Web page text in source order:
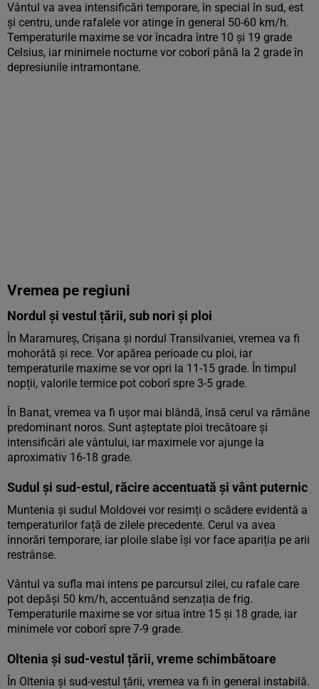
Vântul va avea intensificări temporare, în special în sud, est
și centru, unde rafalele vor atinge în general 50-60 km/h.
Temperaturile maxime se vor încadra între 10 și 19 grade
Celsius, iar minimele nocturne vor coborî până la 2 grade în
depresiunile intramontane.
Vremea pe regiuni
Nordul și vestul țării, sub nori și ploi
În Maramureș, Crișana și nordul Transilvaniei, vremea va fi
mohorâtă și rece. Vor apărea perioade cu ploi, iar
temperaturile maxime se vor opri la 11-15 grade. În timpul
nopții, valorile termice pot coborî spre 3-5 grade.
În Banat, vremea va fi ușor mai blândă, însă cerul va rămâne
predominant noros. Sunt așteptate ploi trecătoare și
intensificări ale vântului, iar maximele vor ajunge la
aproximativ 16-18 grade.
Sudul și sud-estul, răcire accentuată și vânt puternic
Muntenia și sudul Moldovei vor resimți o scădere evidentă a
temperaturilor față de zilele precedente. Cerul va avea
înnorări temporare, iar ploile slabe își vor face apariția pe arii
restrânse.
Vântul va sufla mai intens pe parcursul zilei, cu rafale care
pot depăși 50 km/h, accentuând senzația de frig.
Temperaturile maxime se vor situa între 15 și 18 grade, iar
minimele vor coborî spre 7-9 grade.
Oltenia și sud-vestul țării, vreme schimbătoare
În Oltenia și sud-vestul țării, vremea va fi în general instabilă.